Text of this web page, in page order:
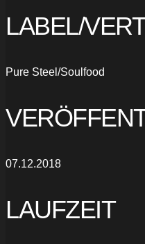
LABEL/
Pure Steel/Soulfood
07.12.2018
LAUFZEIT